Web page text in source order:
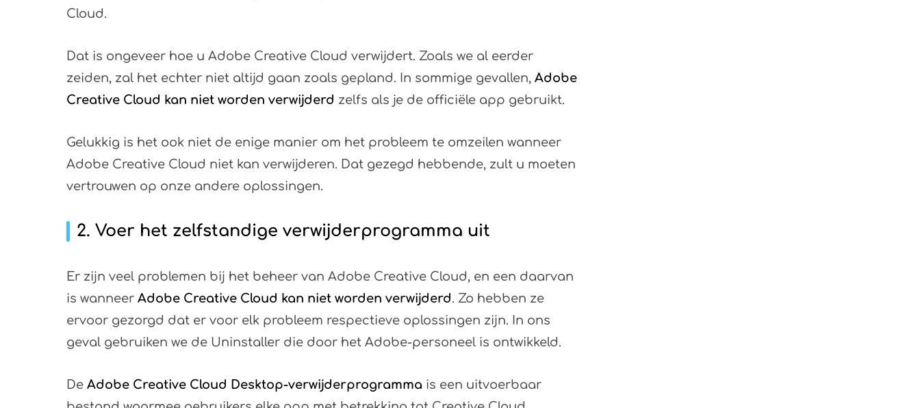
Cloud.
Dat is ongeveer hoe u Adobe Creative Cloud verwijdert. Zoals we al eerder
zeiden, zal het echter niet altijd gaan zoals gepland. In sommige gevallen, Adobe
Creative Cloud kan niet worden verwijderd zelfs als je de officiële app gebruikt.
Gelukkig is het ook niet de enige manier om het probleem te omzeilen wanneer
Adobe Creative Cloud niet kan verwijderen. Dat gezegd hebbende, zult u moeten
vertrouwen op onze andere oplossingen.
2. Voer het zelfstandige verwijderprogramma uit
Er zijn veel problemen bij het beheer van Adobe Creative Cloud, en een daarvan
is wanneer Adobe Creative Cloud kan niet worden verwijderd. Zo hebben ze
ervoor gezorgd dat er voor elk probleem respectieve oplossingen zijn. In ons
geval gebruiken we de Uninstaller die door het Adobe-personeel is ontwikkeld.
De Adobe Creative Cloud Desktop-verwijderprogramma is een uitvoerbaar